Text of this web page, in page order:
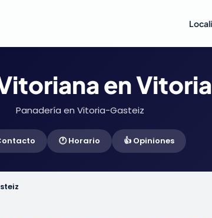
en
Panadería en Vitoria-Gasteiz
🕐 Horario 👍 Opiniones